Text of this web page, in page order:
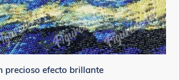
precioso efecto brillante